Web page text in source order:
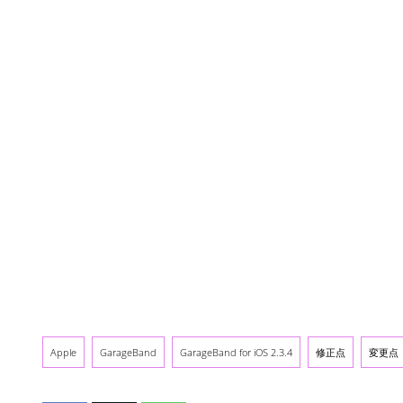
Apple GarageBand GarageBand for iOS 2.3.4 修正点 変更点